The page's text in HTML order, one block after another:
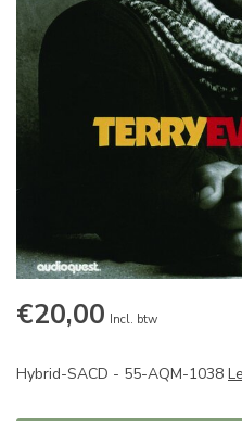
€20,00 Incl. btw
Hybrid-SACD - 55-AQM-1038